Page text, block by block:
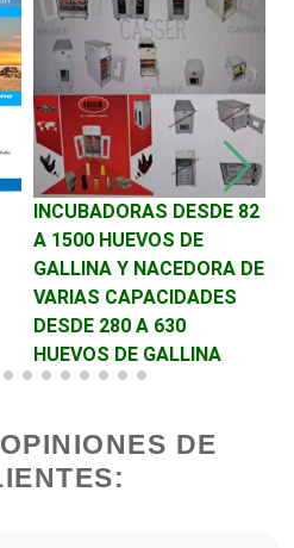
INCUBADORAS DESDE 82
A 1500 HUEVOS DE
GALLINA Y NACEDORA DE
VARIAS CAPACIDADES
DESDE 280 A 630
HUEVOS DE GALLINA
DE